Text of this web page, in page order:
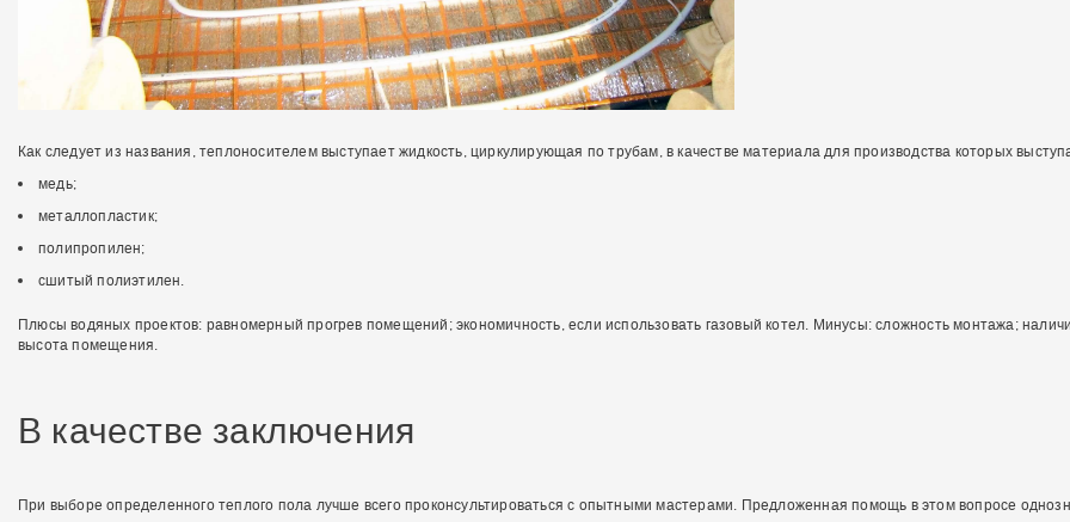
Как следует из названия, теплоносителем выступает жидкость, циркулирующая по трубам, в качестве материала для производства которых
медь;
металлопластик;
полипропилен;
сшитый полиэтилен.
Плюсы водяных проектов: равномерный прогрев помещений; экономичность, если использовать газовый котел. Минусы: сложность монтажа;
высота помещения.
В качестве заключения
При выборе определенного теплого пола лучше всего проконсультироваться с опытными мастерами. Предложенная помощь в этом вопросе